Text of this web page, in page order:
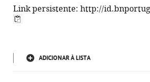
Link persistente: http://
ADICIONAR À LISTA